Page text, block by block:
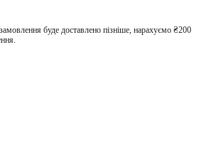
буде доставлено пізніше, нарахуємо ₴200